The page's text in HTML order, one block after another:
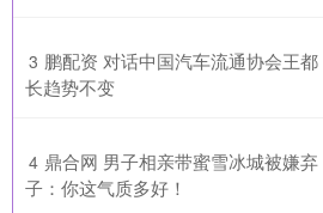
3 鹏配资 对话中国汽车流通协会王
长趋势不变
4 鼎合网 男子相亲带蜜雪冰城被嫌
子：你这气质多好！